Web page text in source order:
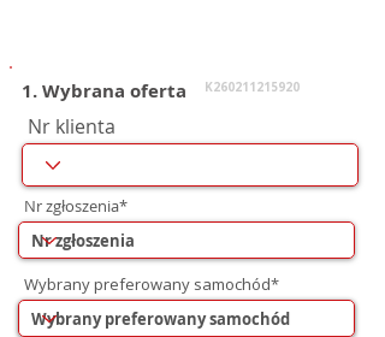
1. Wybrana oferta K260211215920
Nr klienta
Nr zgłoszenia*
Wybrany preferowany samochód*